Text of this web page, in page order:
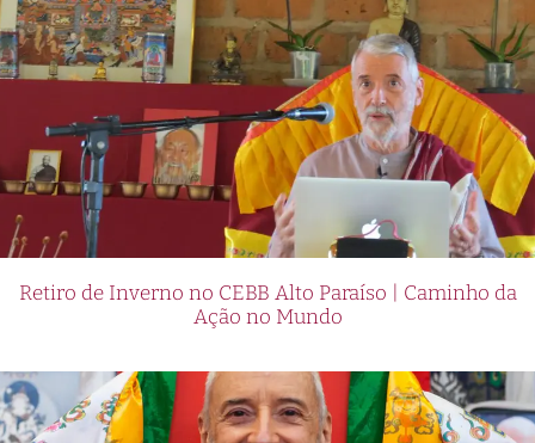
Retiro de Inverno no CEBB Alto Paraíso | Caminho da
Ação no Mundo